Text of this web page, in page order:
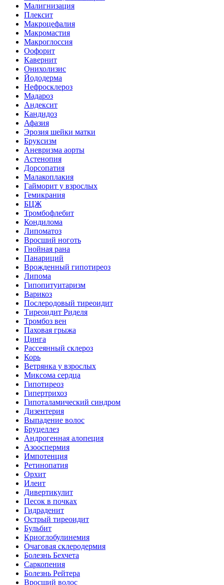
Малигнизация
Плексит
Макроцефалия
Макромастия
Макроглоссия
Оофорит
Кавернит
Онихолизис
Йододерма
Нефросклероз
Мадароз
Андексит
Кандидоз
Афазия
Эрозия шейки матки
Бруксизм
Аневризма аорты
Астенопия
Дорсопатия
Малакоплакия
Гайморит у взрослых
Гемикрания
БЦЖ
Тромбофлебит
Кондилома
Липоматоз
Вросший ноготь
Гнойная рана
Панариций
Врожденный гипотиреоз
Липома
Гипопитуитаризм
Варикоз
Послеродовый тиреоидит
Тиреоидит Риделя
Тромбоз вен
Паховая грыжа
Цинга
Рассеянный склероз
Корь
Ветрянка у взрослых
Миксома сердца
Гипотиреоз
Гипертрихоз
Гипоталамический синдром
Дизентерия
Выпадение волос
Бруцеллез
Андрогенная алопеция
Азооспермия
Импотенция
Ретинопатия
Орхит
Илеит
Дивертикулит
Песок в почках
Гидраденит
Острый тиреоидит
Бульбит
Криоглобулинемия
Очаговая склеродермия
Болезнь Бехчета
Саркопения
Болезнь Рейтера
Вросший волос